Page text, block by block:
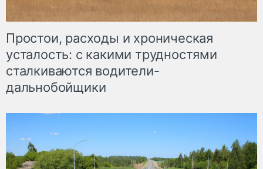
Простои, расходы и хроническая
усталость: с какими трудностями
сталкиваются водители-
дальнобойщики